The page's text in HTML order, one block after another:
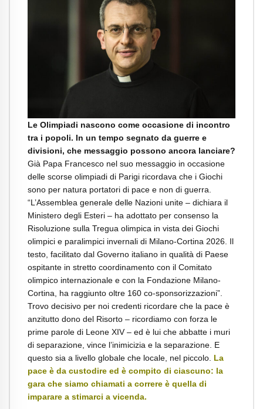
Le Olimpiadi nascono come occasione di incontro
tra i popoli. In un tempo segnato da guerre e
divisioni, che messaggio possono ancora lanciare?
Già Papa Francesco nel suo messaggio in occasione
delle scorse olimpiadi di Parigi ricordava che i Giochi
sono per natura portatori di pace e non di guerra.
“L’Assemblea generale delle Nazioni unite – dichiara il
Ministero degli Esteri – ha adottato per consenso la
Risoluzione sulla Tregua olimpica in vista dei Giochi
olimpici e paralimpici invernali di Milano-Cortina 2026. Il
testo, facilitato dal Governo italiano in qualità di Paese
ospitante in stretto coordinamento con il Comitato
olimpico internazionale e con la Fondazione Milano-
Cortina, ha raggiunto oltre 160 co-sponsorizzazioni”.
Trovo decisivo per noi credenti ricordare che la pace è
anzitutto dono del Risorto – ricordiamo con forza le
prime parole di Leone XIV – ed è lui che abbatte i muri
di separazione, vince l’inimicizia e la separazione. E
questo sia a livello globale che locale, nel piccolo. La
pace è da custodire ed è compito di ciascuno: la
gara che siamo chiamati a correre è quella di
imparare a stimarci a vicenda.